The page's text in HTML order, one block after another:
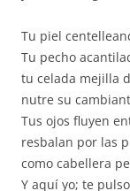
Tu piel
Tu pecho
tu celada mejilla
nutre su
Tus ojos fluyen
resbalan por las
como cabellera
Y aquí yo; te